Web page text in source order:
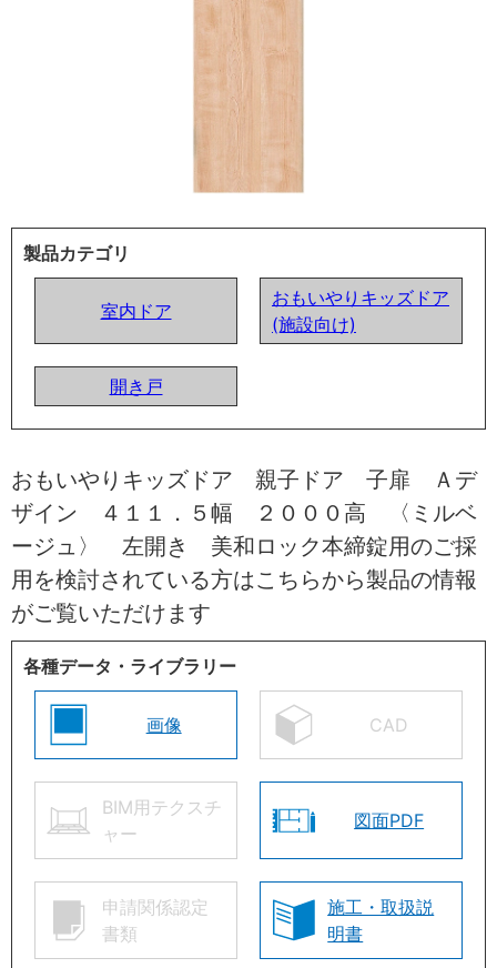
製品カテゴリ
室内ドア
おもいやりキッズドア
(施設向け)
開き戸
おもいやりキッズドア 親子ドア 子扉 Ａデ
ザイン ４１１．５幅 ２０００高 〈ミルベ
ージュ〉 左開き 美和ロック本締錠用のご採
用を検討されている方はこちらから製品の情報
がご覧いただけます
各種データ・ライブラリー
画像 CAD
BIM用テクスチ
ャー
図面PDF
申請関係認定
書類
施工・取扱説
明書